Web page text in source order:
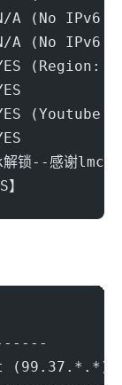
(No IPv6
IPv6
(Region:
(Youtube
--感谢
(99.37.*.*)